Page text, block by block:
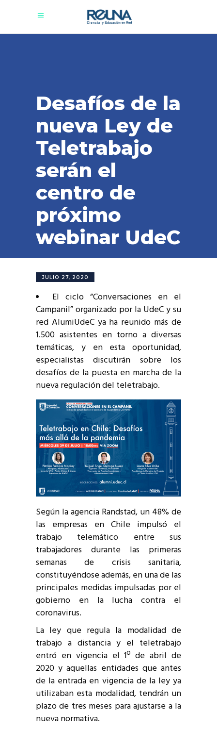
Desafíos de la
nueva Ley de
Teletrabajo
serán el
centro de
próximo
webinar UdeC
JULIO 27, 2020
El ciclo “Conversaciones en el
Campanil” organizado por la UdeC y su
red AlumiUdeC ya ha reunido más de
1.500 asistentes en torno a diversas
temáticas, y en esta oportunidad,
especialistas discutirán sobre los
desafíos de la puesta en marcha de la
nueva regulación del teletrabajo.
Según la agencia Randstad, un 48% de
las empresas en Chile impulsó el
trabajo telemático entre sus
trabajadores durante las primeras
semanas de crisis sanitaria,
constituyéndose además, en una de las
principales medidas impulsadas por el
gobierno en la lucha contra el
coronavirus.
La ley que regula la modalidad de
trabajo a distancia y el teletrabajo
entró en vigencia el 1º de abril de
2020 y aquellas entidades que antes
de la entrada en vigencia de la ley ya
utilizaban esta modalidad, tendrán un
plazo de tres meses para ajustarse a la
nueva normativa.